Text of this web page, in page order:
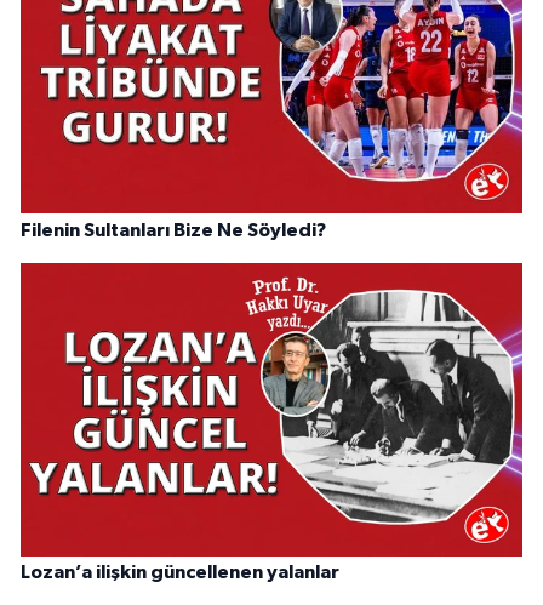
Filenin Sultanları Bize Ne Söyledi?
Lozan’a ilişkin güncellenen yalanlar